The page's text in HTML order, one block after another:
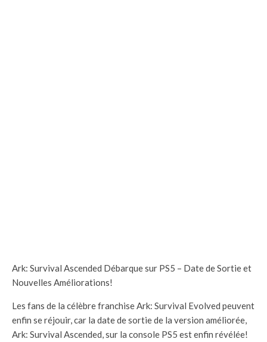
Ark: Survival Ascended Débarque sur PS5 – Date de Sortie et
Nouvelles Améliorations!
Les fans de la célèbre franchise Ark: Survival Evolved peuvent
enfin se réjouir, car la date de sortie de la version améliorée,
Ark: Survival Ascended, sur la console PS5 est enfin révélée!